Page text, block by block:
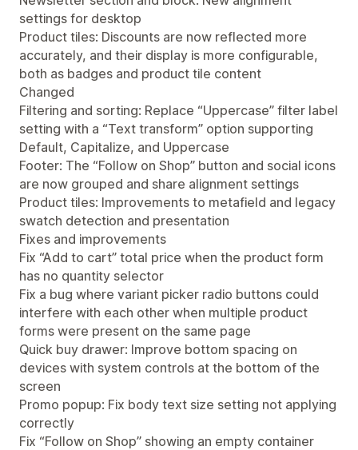
settings for desktop
Product tiles: Discounts are now reflected more
accurately, and their display is more configurable,
both as badges and product tile content
Changed
Filtering and sorting: Replace “Uppercase” filter label
setting with a “Text transform” option supporting
Default, Capitalize, and Uppercase
Footer: The “Follow on Shop” button and social icons
are now grouped and share alignment settings
Product tiles: Improvements to metafield and legacy
swatch detection and presentation
Fixes and improvements
Fix “Add to cart” total price when the product form
has no quantity selector
Fix a bug where variant picker radio buttons could
interfere with each other when multiple product
forms were present on the same page
Quick buy drawer: Improve bottom spacing on
devices with system controls at the bottom of the
screen
Promo popup: Fix body text size setting not applying
correctly
Fix “Follow on Shop” showing an empty container